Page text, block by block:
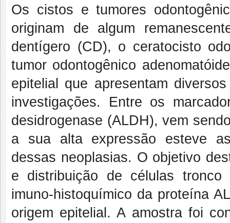
Os cistos e tumores
originam de algum
dentígero (CD), o ceratocisto
tumor odontogênico
epitelial que apresentam
investigações. Entre os
desidrogenase (ALDH), vem
a sua alta expressão esteve
dessas neoplasias. O objetivo
e distribuição de células
imuno-histoquímico da proteína
origem epitelial. A amostra foi